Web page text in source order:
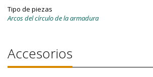
Tipo de piezas
Arcos del círculo de la armadura
Accesorios